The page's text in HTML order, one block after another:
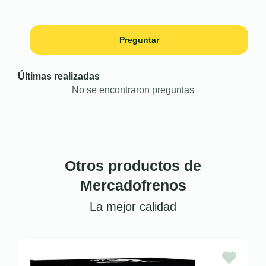
Preguntar
Últimas realizadas
No se encontraron preguntas
Otros productos de
Mercadofrenos
La mejor calidad